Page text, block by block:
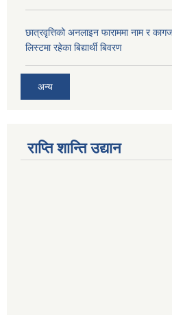
छात्रवृत्तिको अनलाइन फाराममा नाम र
लिस्टमा रहेका बिद्यार्थी बिवरण
अन्य
राप्ति शान्ति उद्यान